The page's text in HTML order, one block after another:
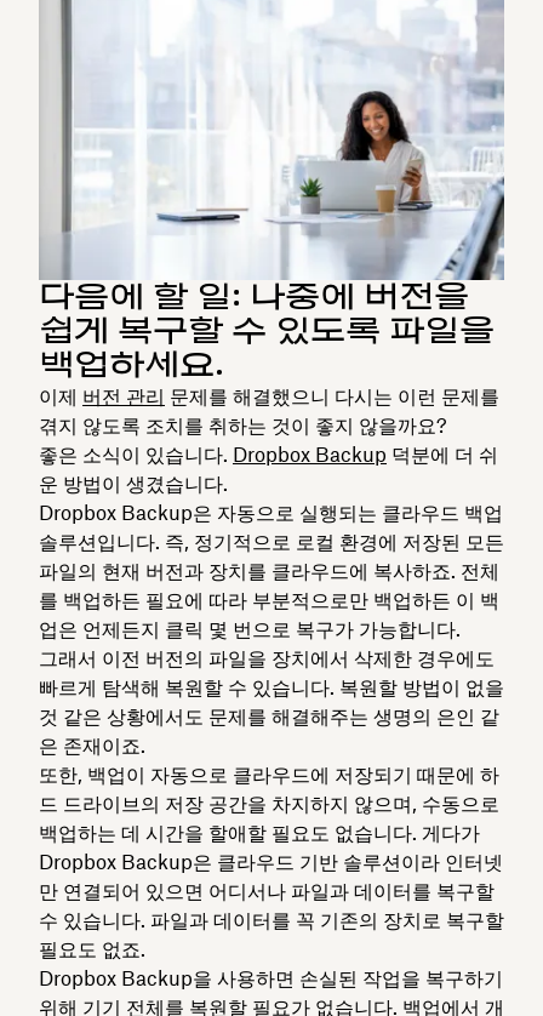
다음에 할 일: 나중에 버전을
쉽게 복구할 수 있도록 파일을
백업하세요.
이제 버전 관리 문제를 해결했으니 다시는 이런 문제를
겪지 않도록 조치를 취하는 것이 좋지 않을까요?
좋은 소식이 있습니다. Dropbox Backup 덕분에 더 쉬
운 방법이 생겼습니다.
Dropbox Backup은 자동으로 실행되는 클라우드 백업
솔루션입니다. 즉, 정기적으로 로컬 환경에 저장된 모든
파일의 현재 버전과 장치를 클라우드에 복사하죠. 전체
를 백업하든 필요에 따라 부분적으로만 백업하든 이 백
업은 언제든지 클릭 몇 번으로 복구가 가능합니다.
그래서 이전 버전의 파일을 장치에서 삭제한 경우에도
빠르게 탐색해 복원할 수 있습니다. 복원할 방법이 없을
것 같은 상황에서도 문제를 해결해주는 생명의 은인 같
은 존재이죠.
또한, 백업이 자동으로 클라우드에 저장되기 때문에 하
드 드라이브의 저장 공간을 차지하지 않으며, 수동으로
백업하는 데 시간을 할애할 필요도 없습니다. 게다가
Dropbox Backup은 클라우드 기반 솔루션이라 인터넷
만 연결되어 있으면 어디서나 파일과 데이터를 복구할
수 있습니다. 파일과 데이터를 꼭 기존의 장치로 복구할
필요도 없죠.
Dropbox Backup을 사용하면 손실된 작업을 복구하기
위해 기기 전체를 ​​복원할 필요가 없습니다. 백업에서 개